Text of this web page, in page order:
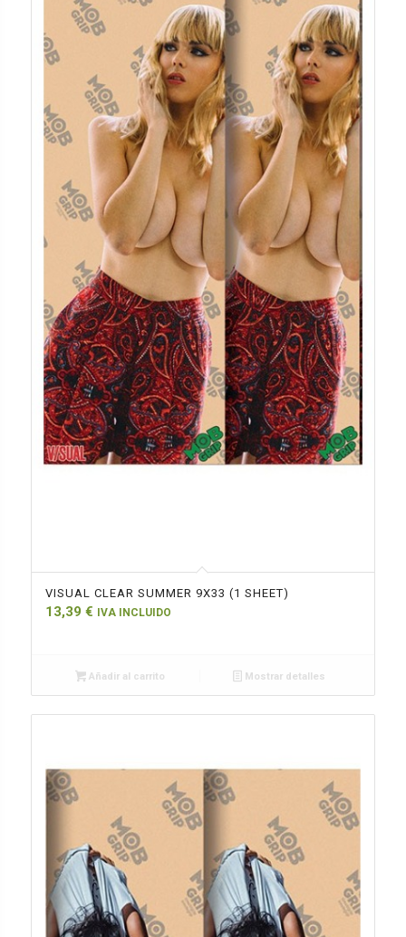
VISUAL CLEAR SUMMER 9X33 (1 SHEET)
13,39 € IVA INCLUIDO
Añadir al carrito Mostrar detalles